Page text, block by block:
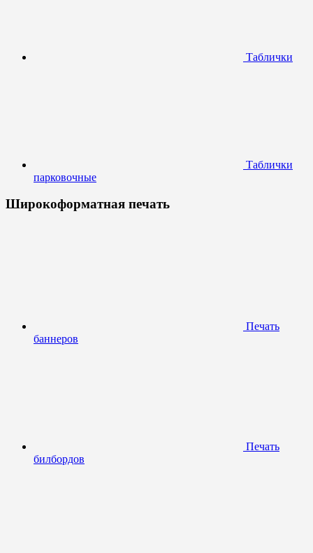
Таблички
Таблички
парковочные
Широкоформатная печать
Печать
баннеров
Печать
билбордов